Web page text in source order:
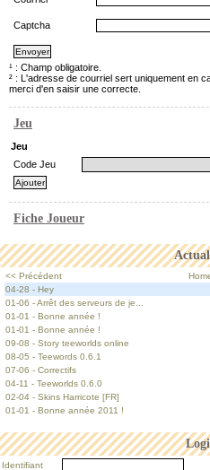
<< Précédent
04-28 - Hey
01-06 - Arrêt des serveurs de je...
01-01 - Bonne année !
01-01 - Bonne année !
09-08 - Story teeworlds online
08-05 - Teewords 0.6.1
07-06 - Correctifs
04-11 - Teeworlds 0.6.0
02-04 - Skins Harricote [FR]
01-01 - Bonne année 2011 !
Identifiant
Captcha
¹ : Champ obligatoire.
² : L'adresse de courriel sert uniquement en
merci d'en saisir une correcte.
Jeu
Jeu
Code Jeu
Fiche Joueur